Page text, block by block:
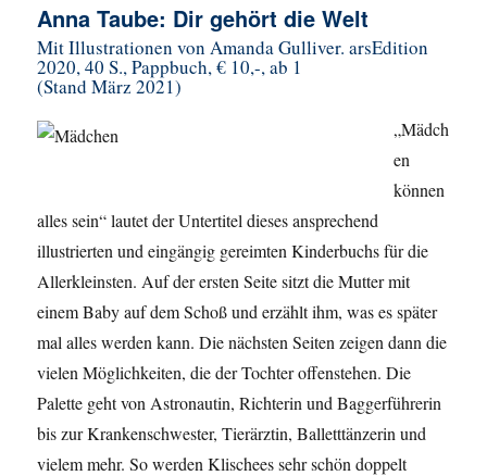
Anna Taube: Dir gehört die Welt
Mit Illustrationen von Amanda Gulliver. arsEdition
2020, 40 S., Pappbuch, € 10,-, ab 1
(Stand März 2021)
„Mädch
en
können
alles sein“ lautet der Untertitel dieses ansprechend
illustrierten und eingängig gereimten Kinderbuchs für die
Allerkleinsten. Auf der ersten Seite sitzt die Mutter mit
einem Baby auf dem Schoß und erzählt ihm, was es später
mal alles werden kann. Die nächsten Seiten zeigen dann die
vielen Möglichkeiten, die der Tochter offenstehen. Die
Palette geht von Astronautin, Richterin und Baggerführerin
bis zur Krankenschwester, Tierärztin, Balletttänzerin und
vielem mehr. So werden Klischees sehr schön doppelt